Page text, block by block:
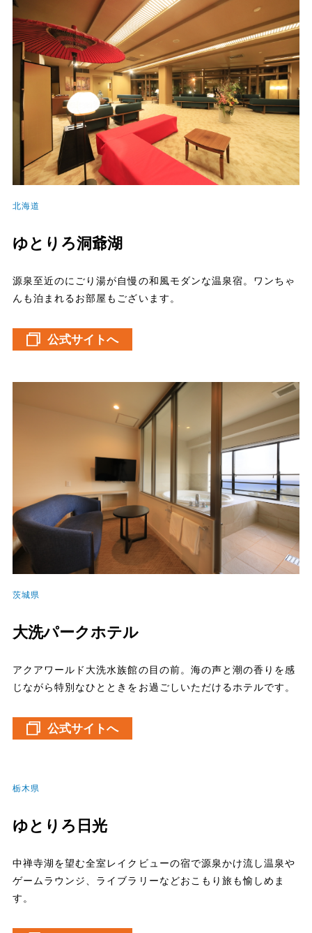
北海道
ゆとりろ洞爺湖
源泉至近のにごり湯が自慢の和風モダンな温泉宿。ワンちゃ
んも泊まれるお部屋もございます。
公式サイトへ
茨城県
大洗パークホテル
アクアワールド大洗水族館の目の前。海の声と潮の香りを感
じながら特別なひとときをお過ごしいただけるホテルです。
公式サイトへ
栃木県
ゆとりろ日光
中禅寺湖を望む全室レイクビューの宿で源泉かけ流し温泉や
ゲームラウンジ、ライブラリーなどおこもり旅も愉しめま
す。